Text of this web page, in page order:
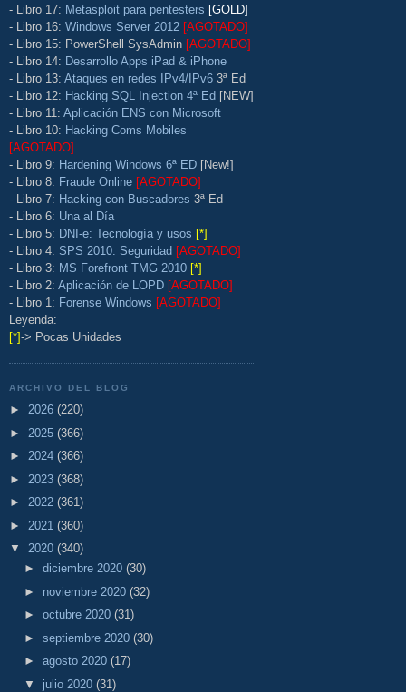
- Libro 17: Metasploit para pentesters [GOLD]
- Libro 16: Windows Server 2012 [AGOTADO]
- Libro 15: PowerShell SysAdmin [AGOTADO]
- Libro 14: Desarrollo Apps iPad & iPhone
- Libro 13: Ataques en redes IPv4/IPv6 3ª Ed
- Libro 12: Hacking SQL Injection 4ª Ed [NEW]
- Libro 11: Aplicación ENS con Microsoft
- Libro 10: Hacking Coms Mobiles
[AGOTADO]
- Libro 9: Hardening Windows 6ª ED [New!]
- Libro 8: Fraude Online [AGOTADO]
- Libro 7: Hacking con Buscadores 3ª Ed
- Libro 6: Una al Día
- Libro 5: DNI-e: Tecnología y usos [*]
- Libro 4: SPS 2010: Seguridad [AGOTADO]
- Libro 3: MS Forefront TMG 2010 [*]
- Libro 2: Aplicación de LOPD [AGOTADO]
- Libro 1: Forense Windows [AGOTADO]
Leyenda:
[*]-> Pocas Unidades
ARCHIVO DEL BLOG
► 2026 (220)
► 2025 (366)
► 2024 (366)
► 2023 (368)
► 2022 (361)
► 2021 (360)
▼ 2020 (340)
► diciembre 2020 (30)
► noviembre 2020 (32)
► octubre 2020 (31)
► septiembre 2020 (30)
► agosto 2020 (17)
▼ julio 2020 (31)